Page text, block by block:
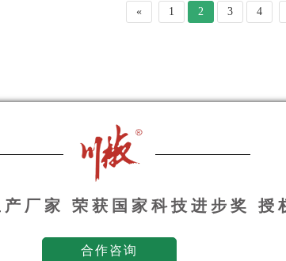
« 1 2 3 4
厂家 荣获国家科技进步奖 授
合作咨询